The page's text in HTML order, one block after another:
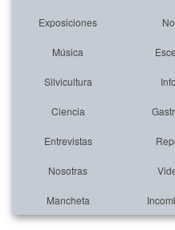
Exposiciones
Música
Silvicultura
Ciencia
Entrevistas
Nosotras
Mancheta